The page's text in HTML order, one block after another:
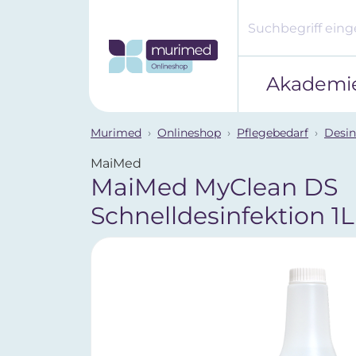
Murimed Onlineshop Pflegebedarf
MaiMed
MaiMed MyClean DS
Schnelldesinfektion 1L